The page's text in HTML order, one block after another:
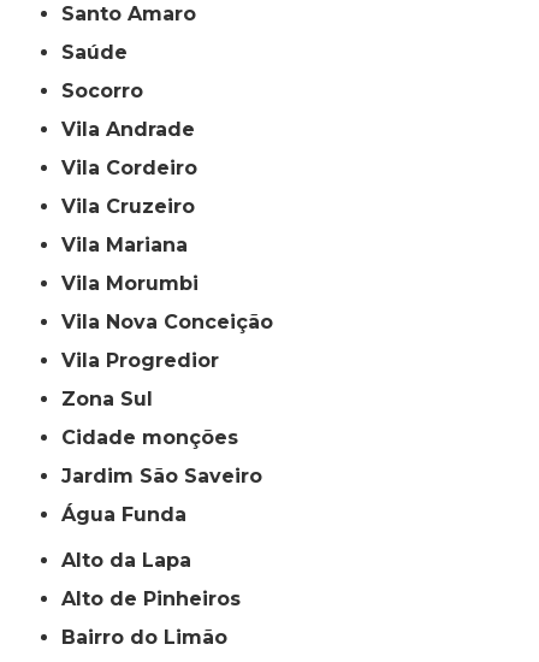
Santo Amaro
Saúde
Socorro
Vila Andrade
Vila Cordeiro
Vila Cruzeiro
Vila Mariana
Vila Morumbi
Vila Nova Conceição
Vila Progredior
Zona Sul
cidade monções
jardim São Saveiro
Água Funda
Alto da Lapa
Alto de Pinheiros
Bairro do Limão